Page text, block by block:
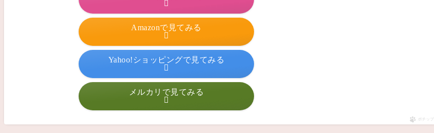
Amazonで見てみる
Yahoo!ショッピングで見てみる
メルカリで見てみる
ポチップ